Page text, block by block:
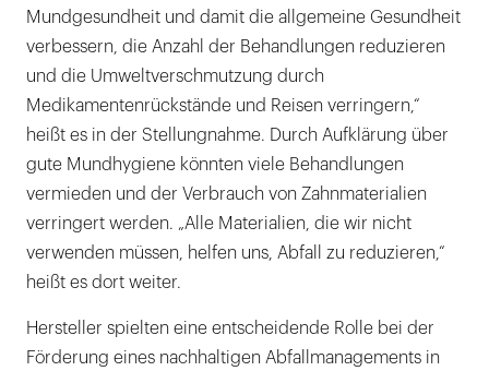
Mundgesundheit und damit die allgemeine Gesundheit
verbessern, die Anzahl der Behandlungen reduzieren
und die Umweltverschmutzung durch
Medikamentenrückstände und Reisen verringern,“
heißt es in der Stellungnahme. Durch Aufklärung über
gute Mundhygiene könnten viele Behandlungen
vermieden und der Verbrauch von Zahnmaterialien
verringert werden. „Alle Materialien, die wir nicht
verwenden müssen, helfen uns, Abfall zu reduzieren,“
heißt es dort weiter.
Hersteller spielten eine entscheidende Rolle bei der
Förderung eines nachhaltigen Abfallmanagements in